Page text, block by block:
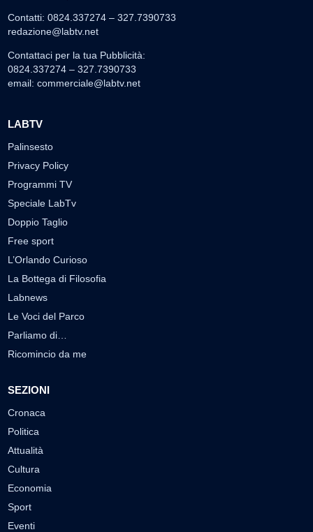
Contatti: 0824.337274 – 327.7390733
redazione@labtv.net
Contattaci per la tua Pubblicità:
0824.337274 – 327.7390733
email: commerciale@labtv.net
LABTV
Palinsesto
Privacy Policy
Programmi TV
Speciale LabTv
Doppio Taglio
Free sport
L’Orlando Curioso
La Bottega di Filosofia
Labnews
Le Voci del Parco
Parliamo di…
Ricomincio da me
SEZIONI
Cronaca
Politica
Attualità
Cultura
Economia
Sport
Eventi